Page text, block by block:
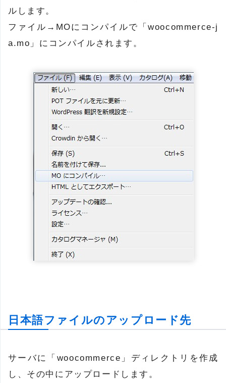
ルします。
ファイル→MOにコンパイルで「woocommerce-j
a.mo」にコンパイルされます。
日本語ファイルのアップロード先
サーバに「woocommerce」ディレクトリを作成
し、その中にアップロードします。